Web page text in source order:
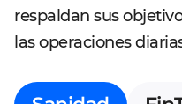
respaldan sus
las operaciones